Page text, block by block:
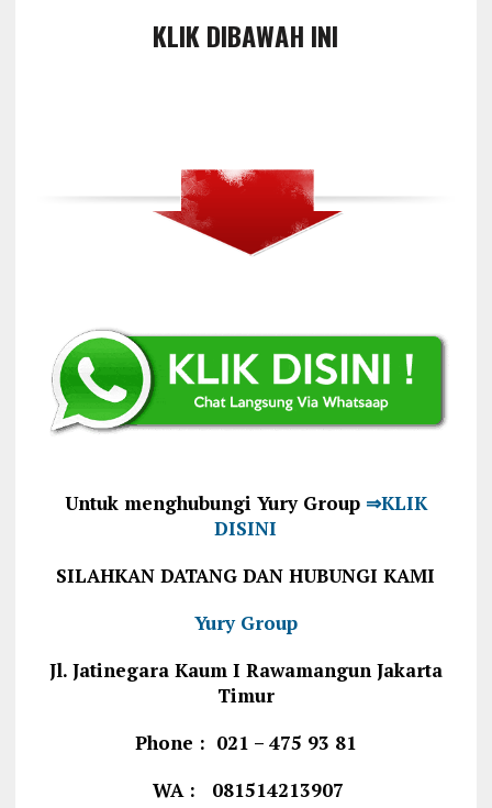
KLIK DIBAWAH INI
Untuk menghubungi Yury Group⇒KLIK
DISINI
SILAHKAN DATANG DAN HUBUNGI KAMI
Yury Group
Jl. Jatinegara Kaum I Rawamangun Jakarta
Timur
Phone : 021 – 475 93 81
WA : 081514213907